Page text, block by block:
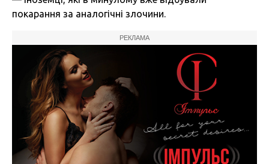
покарання за аналогічні злочини.
РЕКЛАМА